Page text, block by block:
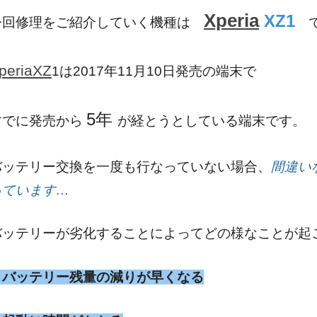
修理をご紹介していく機種は XperiaXZ1
1は2017年11月10日発売の端末で
に発売から 5年 が経とうとしている端末です。
テリー交換を一度も行なっていない場合、 間違い
ています…
テリーが劣化することによってどの様なことが起
ッテリー残量の減りが早くなる